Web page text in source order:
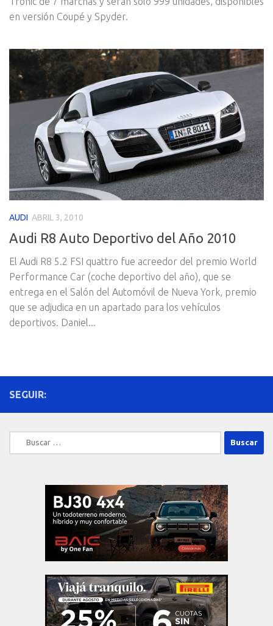
en versión Coupé y Spyder.
AUDI ABRIL 3, 2010
Audi R8 Auto Deportivo del Año 2010
El Audi R8 5.2 FSI quattro fue acreedor del premio World
Performance Car (coche deportivo del año), que se
entrega en el Salón del Automóvil de Nueva York, premio
que se adjudica en un apartado para los vehículos
deportivos. Daniel...
SEGUIR:
Buscar: